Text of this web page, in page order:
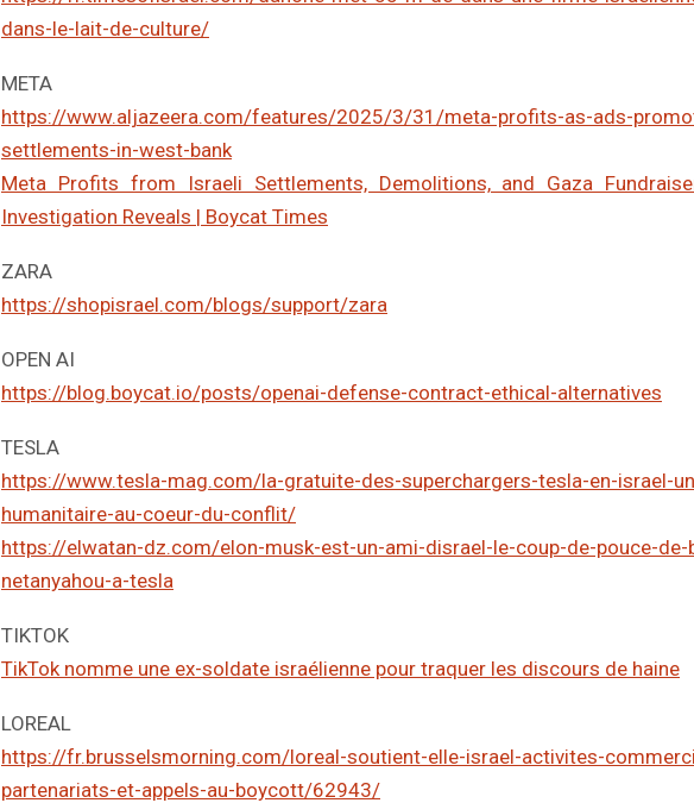
dans-le-lait-de-culture/
META
https://www.aljazeera.com/features/2025/3/31/meta-profits-as-ads-
settlements-in-west-bank
Meta Profits from Israeli Settlements, Demolitions, and Gaza
Investigation Reveals | Boycat Times
ZARA
https://shopisrael.com/blogs/support/zara
OPEN AI
https://blog.boycat.io/posts/openai-defense-contract-ethical-alternatives
TESLA
https://www.tesla-mag.com/la-gratuite-des-superchargers-tesla-en-israel-
humanitaire-au-coeur-du-conflit/
https://elwatan-dz.com/elon-musk-est-un-ami-disrael-le-coup-de-pouce-de-
netanyahou-a-tesla
TIKTOK
TikTok nomme une ex-soldate israélienne pour traquer les discours de haine
LOREAL
https://fr.brusselsmorning.com/loreal-soutient-elle-israel-activites-
partenariats-et-appels-au-boycott/62943/